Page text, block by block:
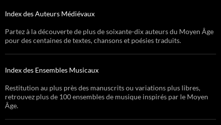
Index des Auteurs Médiévaux
Partez à la découverte de plus de soixante-dix auteurs du Moyen Âge
pour des centaines de textes, chansons et poésies traduits.
Index des Ensembles Musicaux
Restitution au plus près des manuscrits ou variations plus libres,
retrouvez plus de 100 ensembles de musique inspirés par le Moyen
Âge.